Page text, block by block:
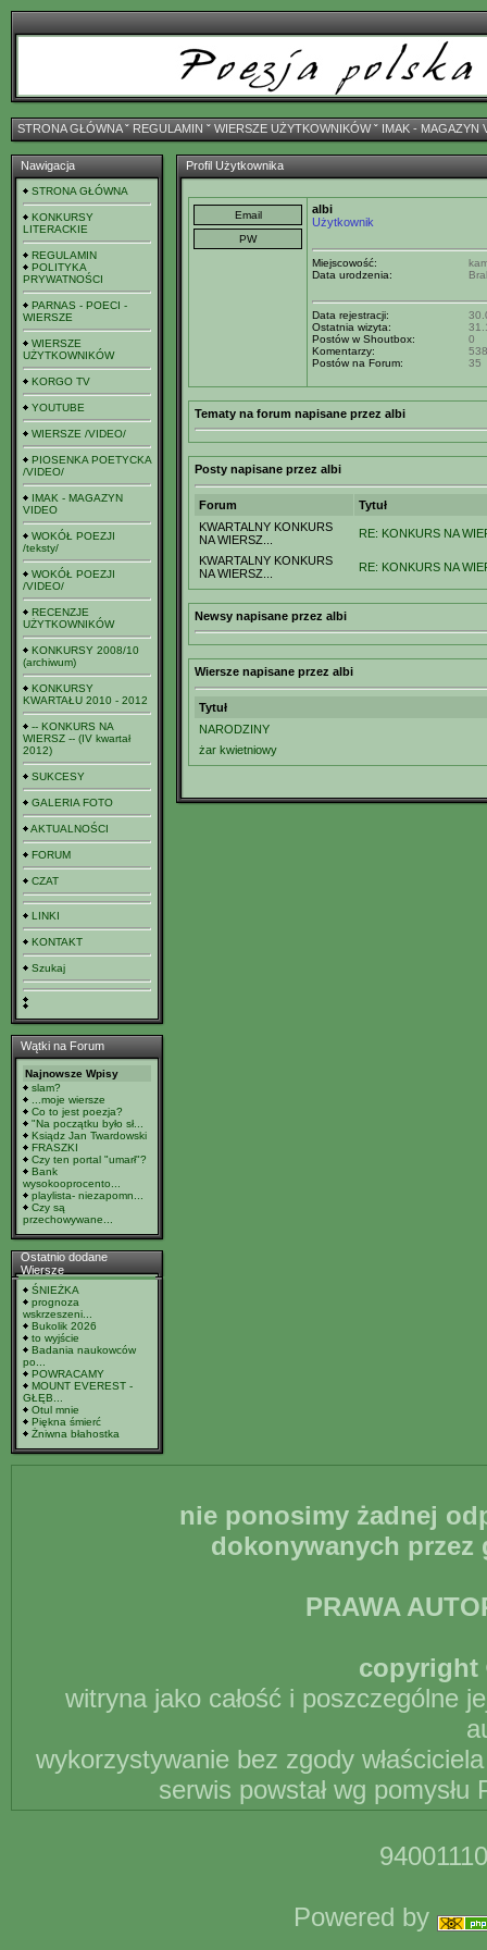
STRONA GŁÓWNAˇ REGULAMIN ˇ WIERSZE UŻYTKOWNIKÓWˇ IMAK - MAGAZYN
Nawigacja
STRONA GŁÓWNA
KONKURSY
LITERACKIE
REGULAMIN
POLITYKA
PRYWATNOŚCI
PARNAS - POECI -
WIERSZE
WIERSZE
UŻYTKOWNIKÓW
KORGO TV
YOUTUBE
WIERSZE /VIDEO/
PIOSENKA POETYCKA
/VIDEO/
IMAK - MAGAZYN
VIDEO
WOKÓŁ POEZJI
/teksty/
WOKÓŁ POEZJI
/VIDEO/
RECENZJE
UŻYTKOWNIKÓW
KONKURSY 2008/10
(archiwum)
KONKURSY
KWARTAŁU 2010 - 2012
-- KONKURS NA
WIERSZ -- (IV kwartał
2012)
SUKCESY
GALERIA FOTO
AKTUALNOŚCI
FORUM
CZAT
LINKI
KONTAKT
Szukaj
Wątki na Forum
Najnowsze Wpisy
slam?
...moje wiersze
Co to jest poezja?
"Na początku było sł...
Ksiądz Jan Twardowski
FRASZKI
Czy ten portal "umarł"?
Bank
wysokooprocento...
playlista- niezapomn...
Czy są
przechowywane...
Ostatnio dodane
Wiersze
ŚNIEŻKA
prognoza
wskrzeszeni...
Bukolik 2026
to wyjście
Badania naukowców
po...
POWRACAMY
MOUNT EVEREST -
GŁĘB...
Otul mnie
Piękna śmierć
Żniwna błahostka
Profil Użytkownika
albi
Użytkownik
Miejscowość:
Data urodzenia:
Data rejestracji:
Ostatnia wizyta:
Postów w Shoutbox:
0
Komentarzy:
538
Postów na Forum:
35
Tematy na forum napisane przez albi
Posty napisane przez albi
Forum
Tytuł
KWARTALNY KONKURS
NA WIERSZ...
RE: KONKURS NA
KWARTALNY KONKURS
NA WIERSZ...
RE: KONKURS NA
Newsy napisane przez albi
Wiersze napisane przez albi
Tytuł
NARODZINY
żar kwietniowy
nie ponosimy żadnej
dokonywanych
PRAWA
copyright
witryna jako całość i poszczególne
wykorzystywanie bez zgody
serwis powstał wg
Powered by